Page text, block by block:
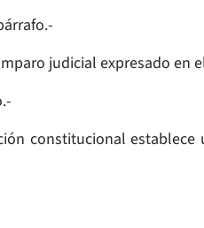
judicial expresado en
constitucional